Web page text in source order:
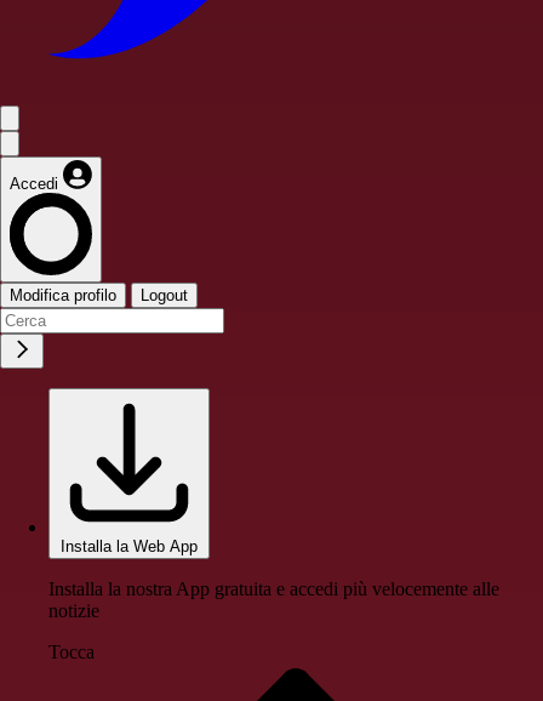
Accedi
Modifica profilo Logout
Installa la Web App
Installa la nostra App gratuita e accedi più velocemente alle
notizie
Tocca